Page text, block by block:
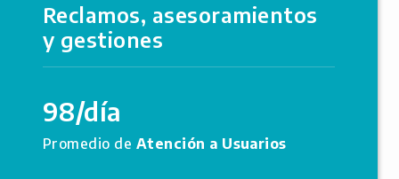
Reclamos, asesoramientos
y gestiones
98/día
Promedio de Atención a Usuarios